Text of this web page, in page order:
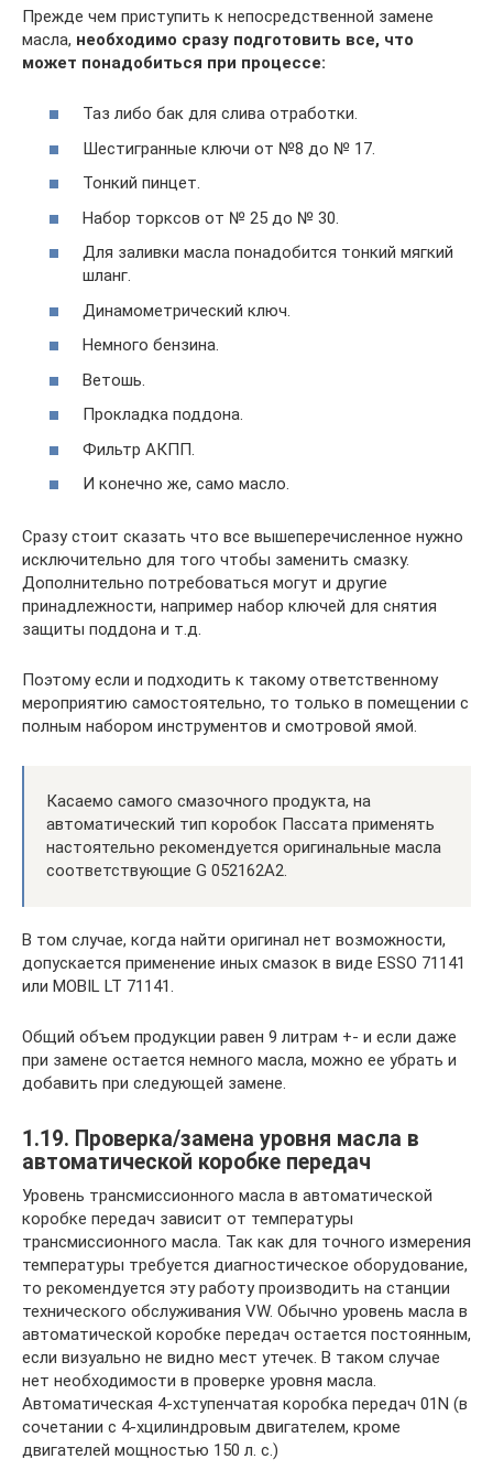
Прежде чем приступить к непосредственной замене
масла, необходимо сразу подготовить все, что
может понадобиться при процессе:
Таз либо бак для слива отработки.
Шестигранные ключи от №8 до № 17.
Тонкий пинцет.
Набор торксов от № 25 до № 30.
Для заливки масла понадобится тонкий мягкий
шланг.
Динамометрический ключ.
Немного бензина.
Ветошь.
Прокладка поддона.
Фильтр АКПП.
И конечно же, само масло.
Сразу стоит сказать что все вышеперечисленное нужно
исключительно для того чтобы заменить смазку.
Дополнительно потребоваться могут и другие
принадлежности, например набор ключей для снятия
защиты поддона и т.д.
Поэтому если и подходить к такому ответственному
мероприятию самостоятельно, то только в помещении с
полным набором инструментов и смотровой ямой.
Касаемо самого смазочного продукта, на
автоматический тип коробок Пассата применять
настоятельно рекомендуется оригинальные масла
соответствующие G 052162A2.
В том случае, когда найти оригинал нет возможности,
допускается применение иных смазок в виде ESSO 71141
или MOBIL LT 71141.
Общий объем продукции равен 9 литрам +- и если даже
при замене остается немного масла, можно ее убрать и
добавить при следующей замене.
1.19. Проверка/замена уровня масла в
автоматической коробке передач
Уровень трансмиссионного масла в автоматической
коробке передач зависит от температуры
трансмиссионного масла. Так как для точного измерения
температуры требуется диагностическое оборудование,
то рекомендуется эту работу производить на станции
технического обслуживания VW. Обычно уровень масла в
автоматической коробке передач остается постоянным,
если визуально не видно мест утечек. В таком случае
нет необходимости в проверке уровня масла.
Автоматическая 4-хступенчатая коробка передач 01N (в
сочетании с 4-хцилиндровым двигателем, кроме
двигателей мощностью 150 л. с.)